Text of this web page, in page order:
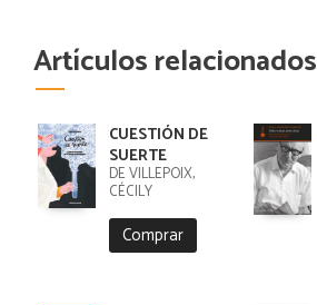
Artículos relacionados
CUESTIÓN DE
SUERTE
DE VILLEPOIX,
CÉCILY
Comprar